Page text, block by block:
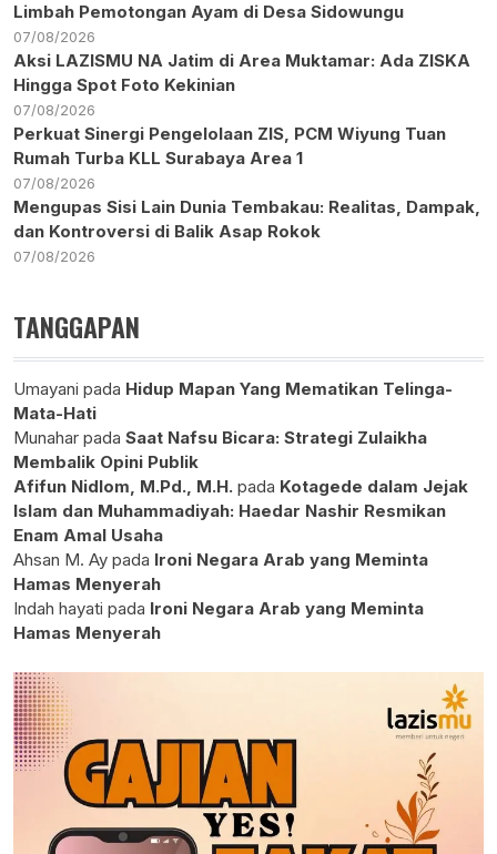
Limbah Pemotongan Ayam di Desa Sidowungu
07/08/2026
Aksi LAZISMU NA Jatim di Area Muktamar: Ada ZISKA
Hingga Spot Foto Kekinian
07/08/2026
Perkuat Sinergi Pengelolaan ZIS, PCM Wiyung Tuan
Rumah Turba KLL Surabaya Area 1
07/08/2026
Mengupas Sisi Lain Dunia Tembakau: Realitas, Dampak,
dan Kontroversi di Balik Asap Rokok
07/08/2026
TANGGAPAN
Umayani pada Hidup Mapan Yang Mematikan Telinga-
Mata-Hati
Munahar pada Saat Nafsu Bicara: Strategi Zulaikha
Membalik Opini Publik
Afifun Nidlom, M.Pd., M.H. pada Kotagede dalam Jejak
Islam dan Muhammadiyah: Haedar Nashir Resmikan
Enam Amal Usaha
Ahsan M. Ay pada Ironi Negara Arab yang Meminta
Hamas Menyerah
Indah hayati pada Ironi Negara Arab yang Meminta
Hamas Menyerah